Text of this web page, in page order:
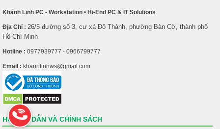
Khánh Linh PC - Workstation • Hi-End PC & IT Solutions
Địa Chỉ : 26/5 đường số 3, cư xá Đô Thành, phường Bàn Cờ, thành phố
Hồ Chí Minh
Hotline : 0977939777 - 0966799777
Email : khanhlinhws@gmail.com
HƯỚNG DẪN VÀ CHÍNH SÁCH